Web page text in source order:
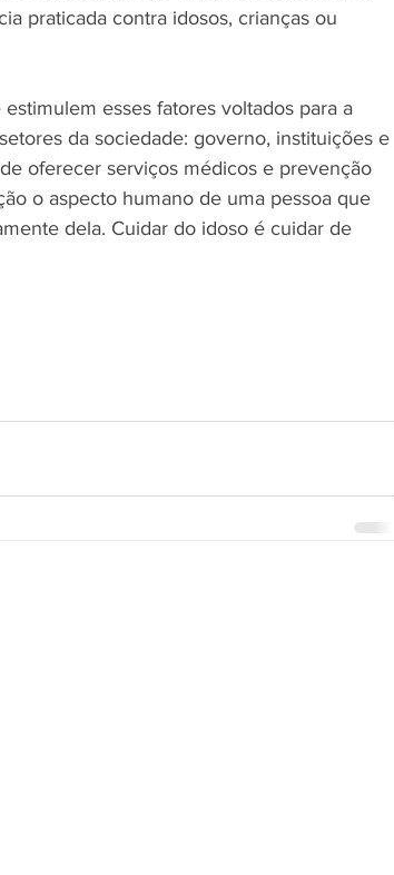
praticada contra idosos, crianças ou
esses fatores voltados para a
da sociedade: governo, instituições e
oferecer serviços médicos e prevenção
o aspecto humano de uma pessoa que
dela. Cuidar do idoso é cuidar de